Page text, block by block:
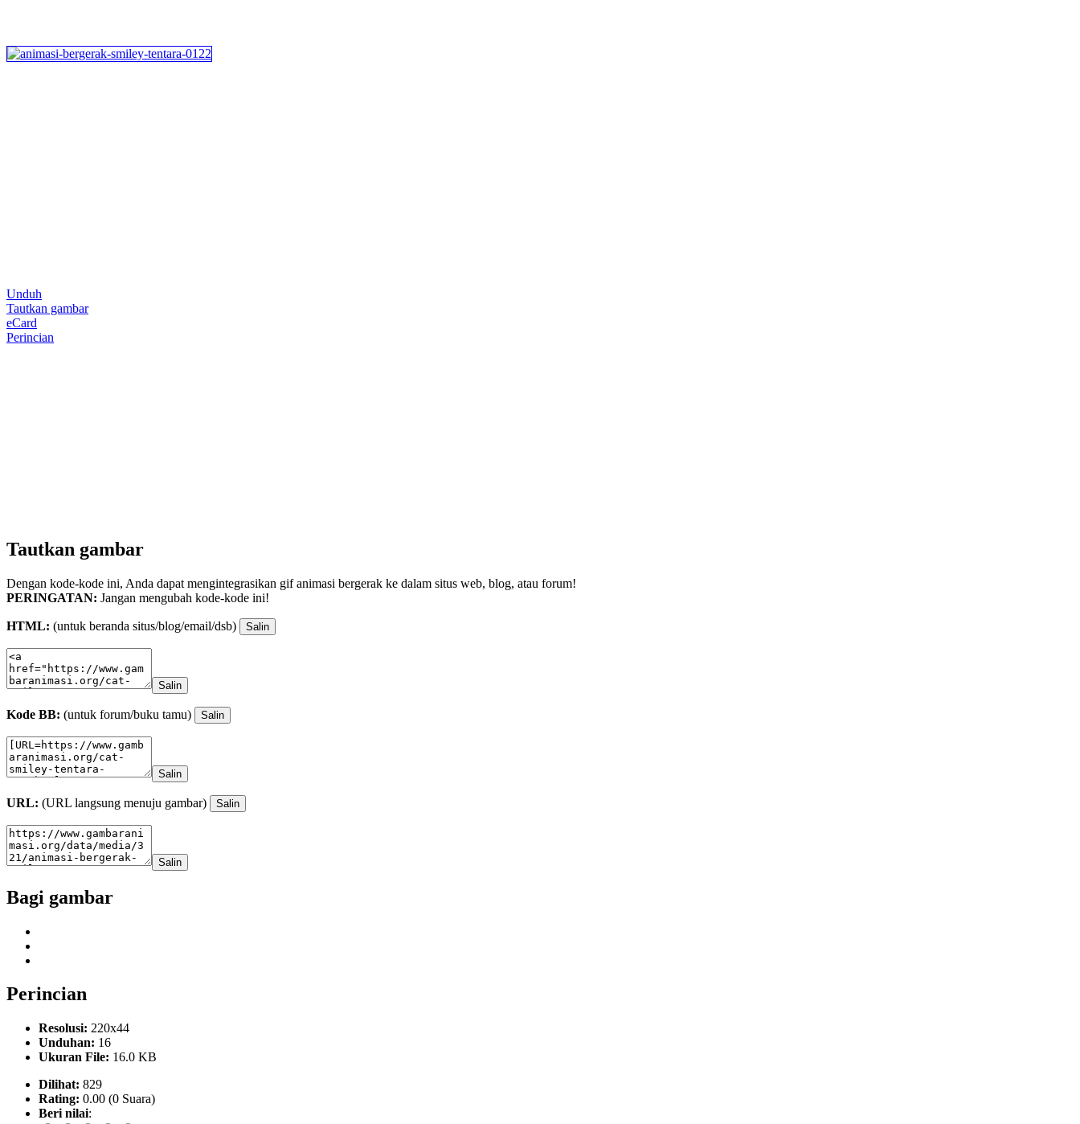
Unduh
Tautkan gambar
eCard
Perincian
Tautkan gambar
Dengan kode-kode ini, Anda dapat mengintegrasikan gif animasi bergerak ke dalam situs web, blog, atau forum!
PERINGATAN: Jangan mengubah kode-kode ini!
HTML: (untuk beranda situs/blog/email/dsb) Salin
Salin
Kode BB: (untuk forum/buku tamu) Salin
Salin
URL: (URL langsung menuju gambar) Salin
Salin
Bagi gambar
Perincian
Resolusi: 220x44
Unduhan: 16
Ukuran File: 16.0 KB
Dilihat: 829
Rating: 0.00 (0 Suara)
Beri nilai: